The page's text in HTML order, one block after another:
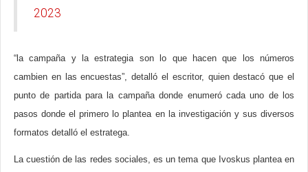
2023
“la campaña y la estrategia son lo que hacen que los números
cambien en las encuestas”, detalló el escritor, quien destacó que el
punto de partida para la campaña donde enumeró cada uno de los
pasos donde el primero lo plantea en la investigación y sus diversos
formatos detalló el estratega.
La cuestión de las redes sociales, es un tema que Ivoskus plantea en